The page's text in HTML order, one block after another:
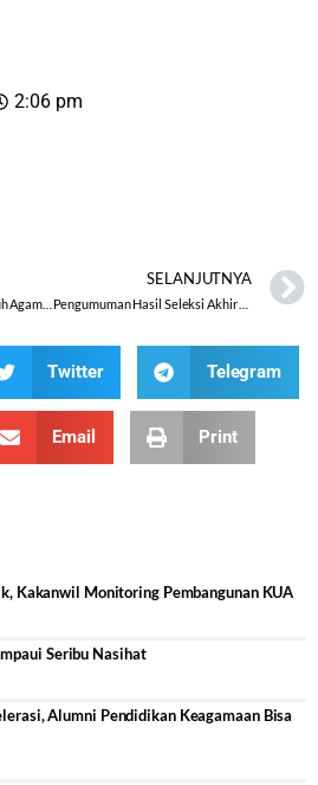
2:06 pm
SELANJUTNYA
Twitter Telegram
Email Print
Kakanwil Monitoring Pembangunan KUA
Seribu Nasihat
Alumni Pendidikan Keagamaan Bisa